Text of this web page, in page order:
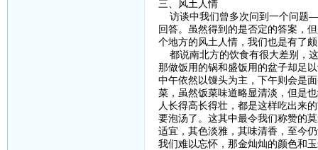
三、风土人情
访谈中我们曾多次问到一个问题
回答。虽然得到的是否定的答案，
个地方的风土人情，我们也是有了
都说南北方的饮食有很大差别，
那做饭用的锅和盛饭用的盆子却足
中午依然以馒头为主，下午则会是
菜，虽然饭菜味道略显清淡，但是
人长得高长得壮，都是这样吃出来
要泡汤了。这其中最令我们称赞的
适宜，其色淡雅，其味清香，至今
我们难以忘怀，那金灿灿的颜色和